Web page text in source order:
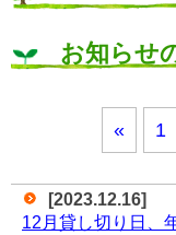
お知らせ
« 1
[2023.12.16]
12月貸し切り日、